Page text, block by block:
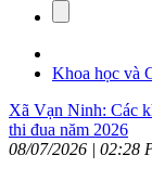
Khoa học và
Xã Vạn Ninh: Các
thi đua năm 2026
08/07/2026 | 02:28